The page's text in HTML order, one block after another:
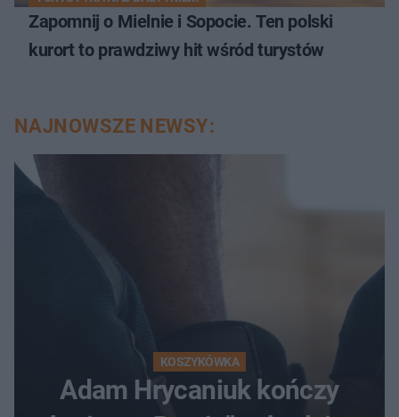
Zapomnij o Mielnie i Sopocie. Ten polski
kurort to prawdziwy hit wśród turystów
NAJNOWSZE NEWSY:
KOSZYKÓWKA
Adam Hrycaniuk kończy